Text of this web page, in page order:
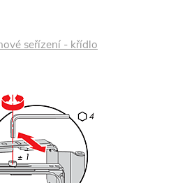
seřízení - křídlo